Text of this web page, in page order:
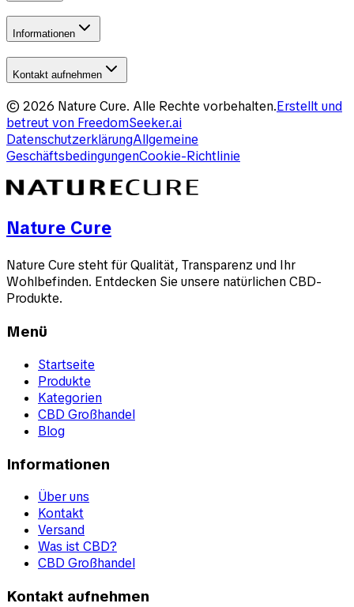
Informationen
Kontakt aufnehmen
© 2026 Nature Cure. Alle Rechte vorbehalten.Erstellt und
betreut von FreedomSeeker.ai
DatenschutzerklärungAllgemeine
GeschäftsbedingungenCookie-Richtlinie
Nature Cure
Nature Cure steht für Qualität, Transparenz und Ihr
Wohlbefinden. Entdecken Sie unsere natürlichen CBD-
Produkte.
Menü
Startseite
Produkte
Kategorien
CBD Großhandel
Blog
Informationen
Über uns
Kontakt
Versand
Was ist CBD?
CBD Großhandel
Kontakt aufnehmen